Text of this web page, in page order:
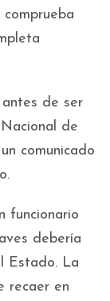
de ser
de
comunicado
funcionario
debería
Estado. La
recaer en